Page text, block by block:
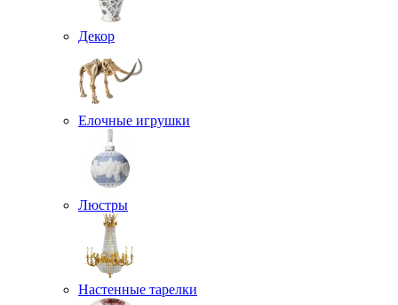
Декор
Елочные игрушки
Люстры
Настенные тарелки